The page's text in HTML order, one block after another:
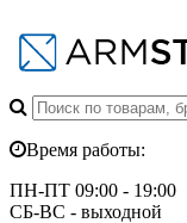
Время работы:
ПН-ПТ 09:00 - 19:00
СБ-ВС - выходной